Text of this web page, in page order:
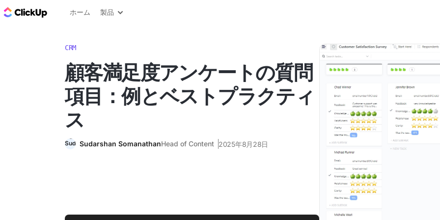
ClickUp ブログ
ホーム 製品
CRM
顧客満足度アンケートの質問
項目：例とベストプラクティ
ス
Sudarshan SomanathanHead of Content 2025年8月28日